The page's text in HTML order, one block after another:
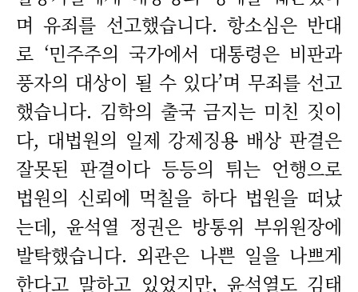
며 유죄를 선고했습니다. 항소심은 반대
로 ‘민주주의 국가에서 대통령은 비판과
풍자의 대상이 될 수 있다’며 무죄를 선고
했습니다. 김학의 출국 금지는 미친 짓이
다, 대법원의 일제 강제징용 배상 판결은
잘못된 판결이다 등등의 튀는 언행으로
법원의 신뢰에 먹칠을 하다 법원을 떠났
는데, 윤석열 정권은 방통위 부위원장에
발탁했습니다. 외관은 나쁜 일을 나쁘게
한다고 말하고 있었지만, 윤석열도 김태